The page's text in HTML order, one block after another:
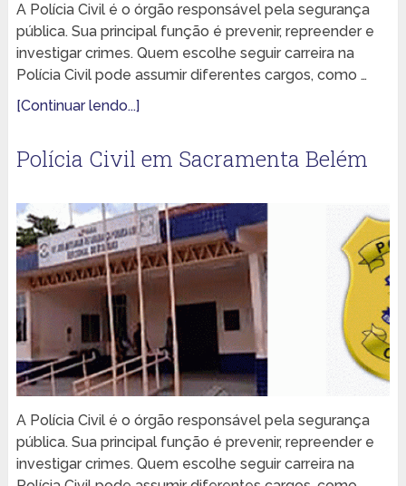
A Polícia Civil é o órgão responsável pela segurança
pública. Sua principal função é prevenir, repreender e
investigar crimes. Quem escolhe seguir carreira na
Polícia Civil pode assumir diferentes cargos, como …
[Continuar lendo...]
Polícia Civil em Sacramenta Belém
A Polícia Civil é o órgão responsável pela segurança
pública. Sua principal função é prevenir, repreender e
investigar crimes. Quem escolhe seguir carreira na